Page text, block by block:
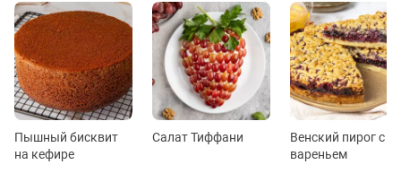
Пышный бисквит
на кефире
Салат Тиффани
Венский пирог с
вареньем